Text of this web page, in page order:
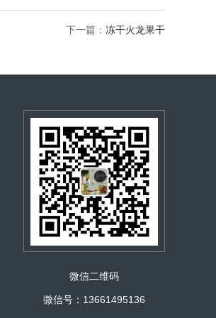
下一篇： 冻干火龙果干
微信二维码
微信号：13661495136